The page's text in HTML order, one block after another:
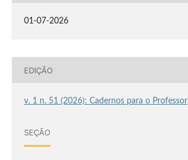
01-07-2026
EDIÇÃO
v. 1 n. 51 (2026): Cadernos para o Professor
SEÇÃO